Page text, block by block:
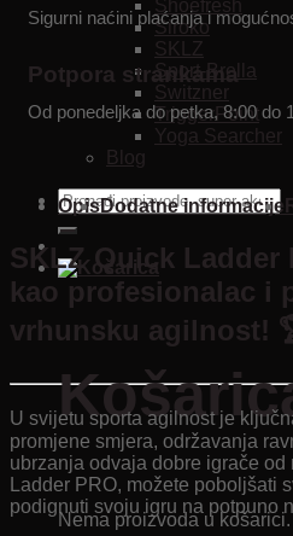
Shoefresh
Siroko
SKLZ
Sport-Brella
Switzner
TriggerPoint
Yoga Searcher
Blog
Pretraži:
Nema proizvoda u košarici.
Sigurni naćini plaćanja i
Potpora strankama
Od ponedeljka do petka, 8:00 do
OpisDodatne informacije
SKLZ Quick Ladder
kao profesionalac i
vrhunsku agilnost!
U svijetu sporta agilnost je
promjene smjera, održavanja
ubrzanja odvaja dobre igrače
Ladder PRO, možete poboljšati
podignuti svoju igru ​​na potpuno